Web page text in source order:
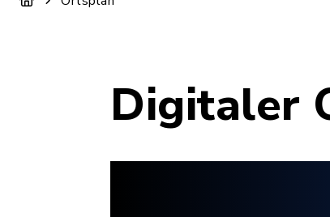
Digitaler